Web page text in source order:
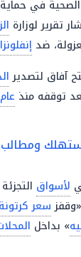
في حماية
تقرير لوزارة
آفاق لتصدير
توقفه منذ عام
ومطالب
لأسواق
سعر
» بداخل